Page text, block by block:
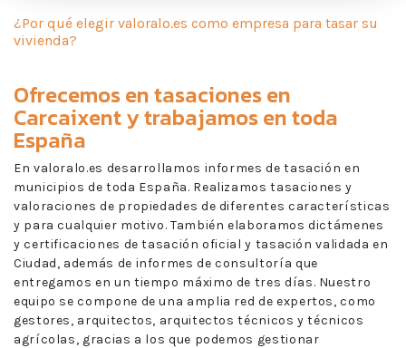
¿Por qué elegir valoralo.es como empresa para tasar su
vivienda?
Ofrecemos entasaciones en
Carcaixenty trabajamos en toda
España
En valoralo.es desarrollamos informes de tasación en
municipios de toda España. Realizamos tasaciones y
valoraciones de propiedades de diferentes características
y para cualquier motivo. También elaboramos dictámenes
y certificaciones de tasación oficial y tasación validada en
Ciudad, además de informes de consultoría que
entregamos en un tiempo máximo de tres días. Nuestro
equipo se compone de una amplia red de expertos, como
gestores, arquitectos, arquitectos técnicos y técnicos
agrícolas, gracias a los que podemos gestionar